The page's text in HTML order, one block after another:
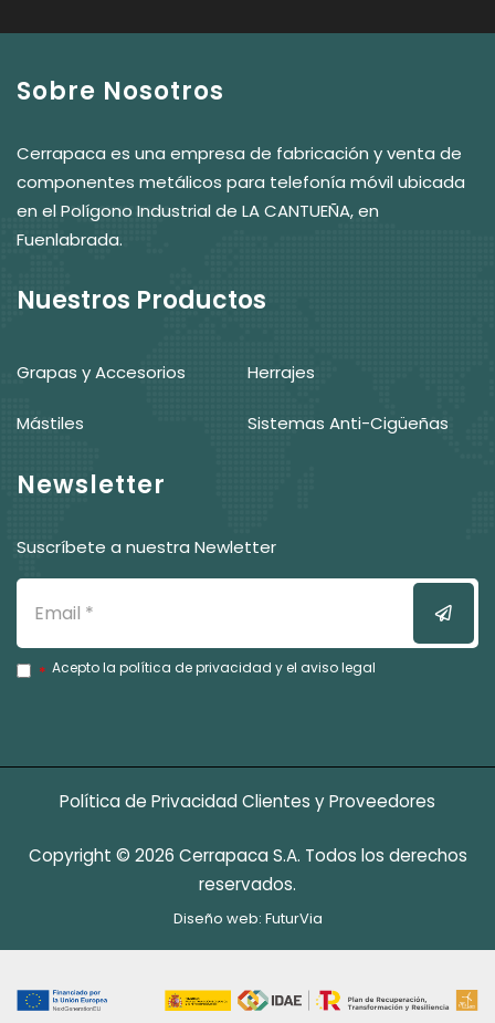
Sobre Nosotros
Cerrapaca es una empresa de fabricación y venta de
componentes metálicos para telefonía móvil ubicada
en el Polígono Industrial de LA CANTUEÑA, en
Fuenlabrada.
Nuestros Productos
Grapas y Accesorios Herrajes
Mástiles Sistemas Anti-Cigüeñas
Newsletter
Suscríbete a nuestra Newletter
Enviar
Acepto la política de privacidad y el aviso legal
Política de Privacidad Clientes y Proveedores
Copyright © 2026 Cerrapaca S.A. Todos los derechos
reservados.
Diseño web: FuturVia